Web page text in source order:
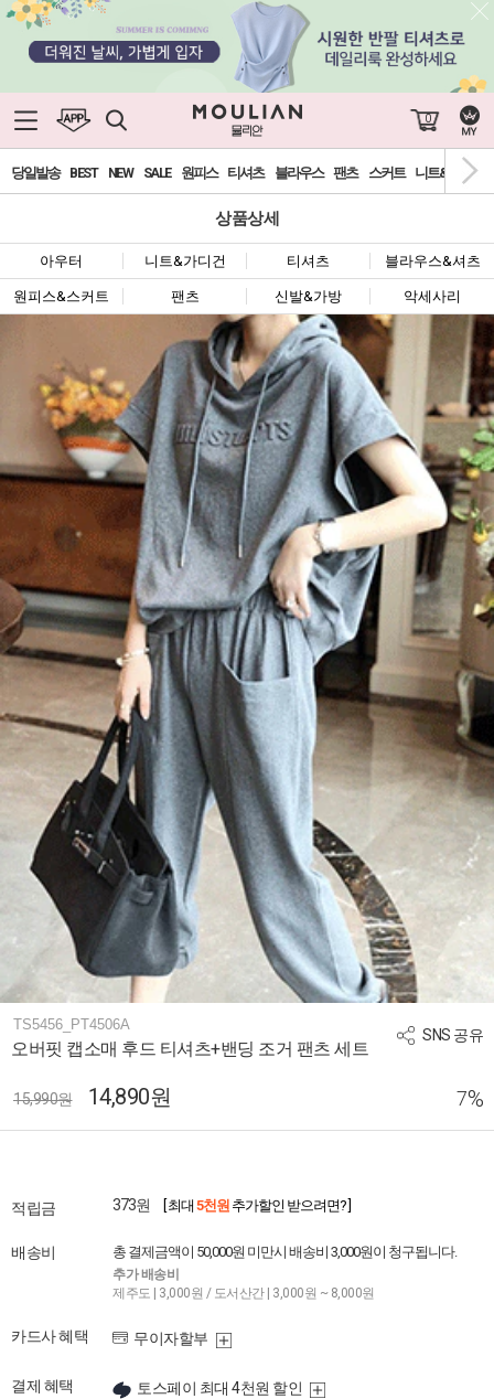
0
당일발송 BEST NEW SALE 원피스 티셔츠 블라우스 팬츠 스커트 니트&가디건
상품상세
아우터 니트&가디건 티셔츠 블라우스&셔츠
원피스&스커트 팬츠 신발&가방 악세사리
SNS 공유
TS5456_PT4506A
오버핏 캡소매 후드 티셔츠+밴딩 조거 팬츠 세트
15,990원 14,890원 7%
적립금 373원 [ 최대 5천원 추가할인 받으려면? ]
배송비 총 결제금액이 50,000원 미만시 배송비 3,000원이 청구됩니다.
추가 배송비
제주도 | 3,000원 / 도서산간 | 3,000원 ~ 8,000원
카드사 혜택 무이자할부
결제 혜택 토스페이 최대 4천원 할인